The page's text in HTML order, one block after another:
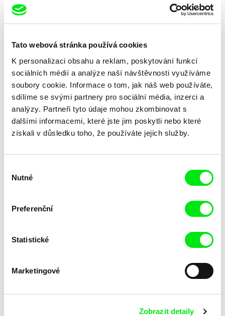
Tato webová stránka používá cookies
K personalizaci obsahu a reklam, poskytování funkcí
sociálních médií a analýze naší návštěvnosti využíváme
soubory cookie. Informace o tom, jak náš web používáte,
sdílíme se svými partnery pro sociální média, inzerci a
analýzy. Partneři tyto údaje mohou zkombinovat s
dalšími informacemi, které jste jim poskytli nebo které
získali v důsledku toho, že používáte jejich služby.
souhlasu
Nutné
Preferenční
Statistické
Marketingové
Zobrazit detaily
Rob Lemkin
Africká apokalypsa
Pilar Monsell
Africa 815
Laura Huertas Millan Jawed Taiman